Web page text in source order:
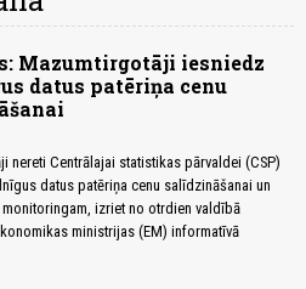
Mazumtirgotāji iesniedz
datus patēriņa cenu
nereti Centrālajai statistikas pārvaldei (CSP)
datus patēriņa cenu salīdzināšanai un
izriet no otrdien valdībā
ministrijas (EM) informatīvā